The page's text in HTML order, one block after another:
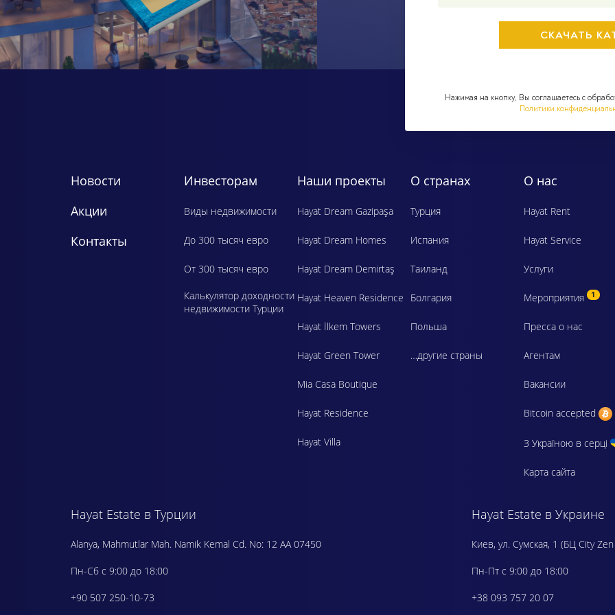
Нажимая на кнопку, Вы соглашаетесь с
Политики
Новости
Акции
Контакты
Инвесторам
Виды недвижимости
До 300 тысяч евро
От 300 тысяч евро
Калькулятор доходности
недвижимости Турции
Наши проекты
Hayat Dream Gazipaşa
Hayat Dream Homes
Hayat Dream Demirtaş
Hayat Heaven Residence
Hayat İlkem Towers
Hayat Green Tower
Mia Casa Boutique
Hayat Residence
Hayat Villa
О странах
Турция
Испания
Таиланд
Болгария
Польша
…другие страны
О нас
Hayat Rent
Hayat Service
Услуги
Мероприятия 1
Пресса о нас
Агентам
Вакансии
Bitcoin accepted
З Україною в серці
Карта сайта
Hayat Estate в Турции
Alanya, Mahmutlar Mah. Namik Kemal Cd. No: 12 AA 07450
Пн-Сб с 9:00 до 18:00
+90 507 250-10-73
Hayat Estate в Украине
Киев, ул. Сумская, 1 (БЦ City
Пн-Пт с 9:00 до 18:00
+38 093 757 20 07